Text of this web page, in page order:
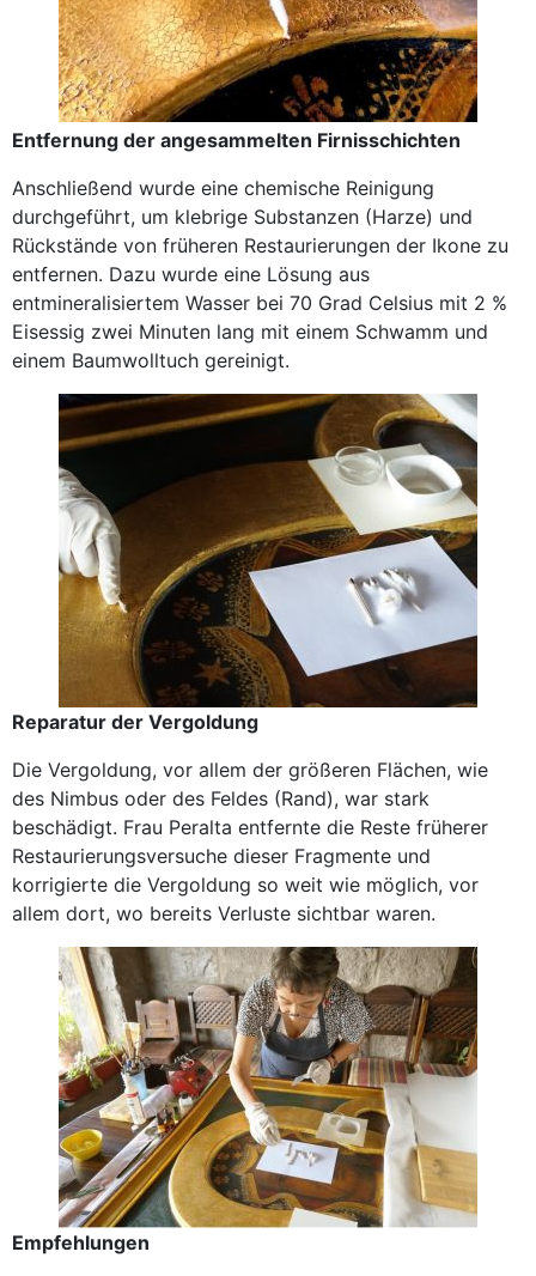
Entfernung der angesammelten Firnisschichten
Anschließend wurde eine chemische Reinigung
durchgeführt, um klebrige Substanzen (Harze) und
Rückstände von früheren Restaurierungen der Ikone zu
entfernen. Dazu wurde eine Lösung aus
entmineralisiertem Wasser bei 70 Grad Celsius mit 2 %
Eisessig zwei Minuten lang mit einem Schwamm und
einem Baumwolltuch gereinigt.
Reparatur der Vergoldung
Die Vergoldung, vor allem der größeren Flächen, wie
des Nimbus oder des Feldes (Rand), war stark
beschädigt. Frau Peralta entfernte die Reste früherer
Restaurierungsversuche dieser Fragmente und
korrigierte die Vergoldung so weit wie möglich, vor
allem dort, wo bereits Verluste sichtbar waren.
Empfehlungen